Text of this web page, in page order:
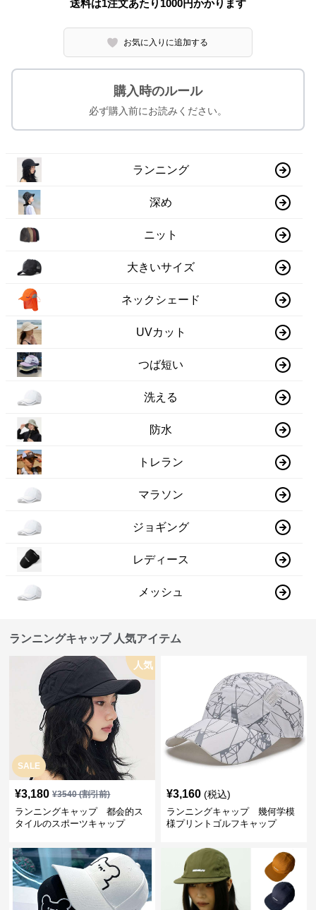
送料は1注文あたり 1000円かかります
お気に入りに追加する
購入時のルール
必ず購入前にお読みください。
ランニング
深め
ニット
大きいサイズ
ネックシェード
UVカット
つば短い
洗える
防水
トレラン
マラソン
ジョギング
レディース
メッシュ
ランニングキャップ 人気アイテム
SALE
人気
¥3,180 ¥3540(割引前)
ランニングキャップ 都会的ス
タイルのスポーツキャップ
¥3,160 (税込)
ランニングキャップ 幾何学模
様プリントゴルフキャップ